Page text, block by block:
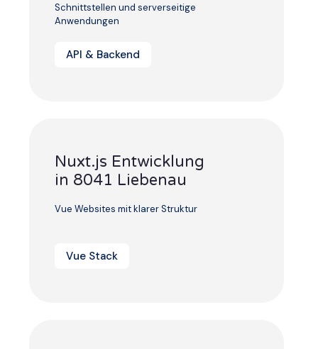
Schnittstellen und serverseitige
Anwendungen
API & Backend
Nuxt.js Entwicklung
in 8041 Liebenau
Vue Websites mit klarer Struktur
Vue Stack